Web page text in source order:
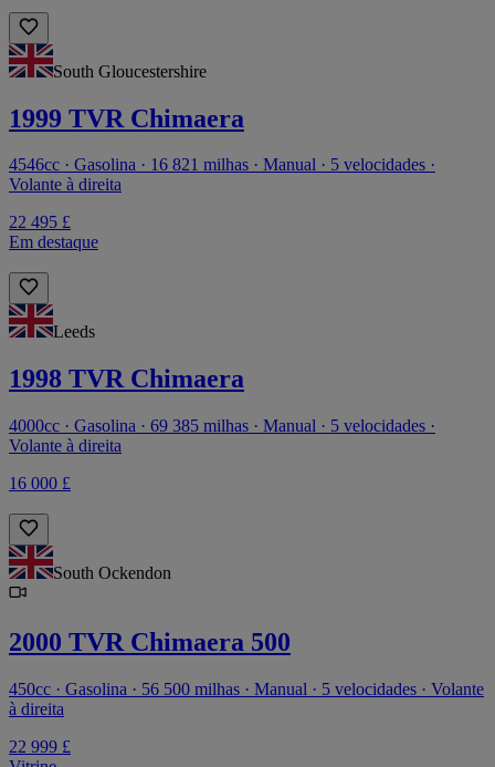
South Gloucestershire
1999 TVR Chimaera
4546cc · Gasolina · 16 821 milhas · Manual · 5 velocidades ·
Volante à direita
22 495 £
Em destaque
Leeds
1998 TVR Chimaera
4000cc · Gasolina · 69 385 milhas · Manual · 5 velocidades ·
Volante à direita
16 000 £
South Ockendon
2000 TVR Chimaera 500
450cc · Gasolina · 56 500 milhas · Manual · 5 velocidades · Volante
à direita
22 999 £